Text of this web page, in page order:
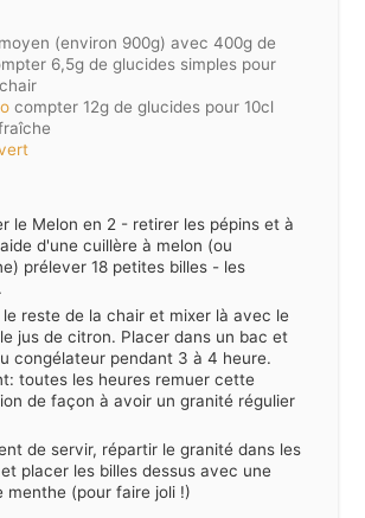
moyen (environ 900g) avec 400g de
6,5g de glucides simples pour
compter 12g de glucides pour 10cl
le Melon en 2 - retirer les pépins et à
d'une cuillère à melon (ou
prélever 18 petites billes - les
le reste de la chair et mixer là avec le
jus de citron. Placer dans un bac et
congélateur pendant 3 à 4 heure.
toutes les heures remuer cette
de façon à avoir un granité régulier
de servir, répartir le granité dans les
placer les billes dessus avec une
menthe (pour faire joli !)